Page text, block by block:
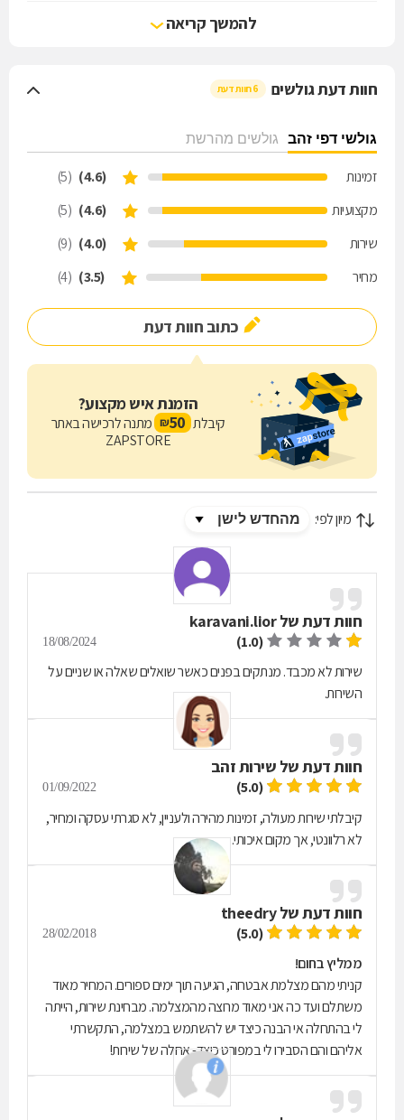
ביעילות ובמהירות לכל דורש.
אנו מספקים שרות מקיף בכל תחומי התקשורת,
לחברה מוניטין רב שנצבר במשך שנים רבות.
להמשך קריאה
חוות דעת גולשים 6 חוות דעת
גולשי דפי זהב גולשים מהרשת
זמינות (4.6)
(5)
מקצועיות
(4.6)
(5)
שירות
(4.0)
(9)
מחיר
(3.5)
(4)
כתוב חוות דעת
הזמנת איש מקצוע?
קיבלת 50
₪ מתנה לרכישה באתר
ZAPSTORE
מיון לפי:
חוות דעת שלkaravani.lior
(1.0)
18/08/2024
שירות לא מכבד. מנתקים בפנים כאשר שואלים שאלה או שניים על
השירות.
חוות דעת של שירות זהב
(5.0)
01/09/2022
קיבלתי שירות מעולה, זמינות מהירה ולעניין, לא סגרתי עסקה ומחיר,
לא רלוונטי, אך מקום איכותי.
חוות דעת שלtheedry
(5.0)
28/02/2018
ממליץ בחום!
קניתי מהם מצלמת אבטחה, הגיעה תוך ימים ספורים. המחיר מאוד
משתלם ועד כה אני מאוד מרוצה מהמצלמה. מבחינת שירות, הייתה
לי בהתחלה אי הבנה כיצד יש להשתמש במצלמה, התקשרתי
אליהם והם הסבירו לי במפורט כיצד- אחלה של שירות!